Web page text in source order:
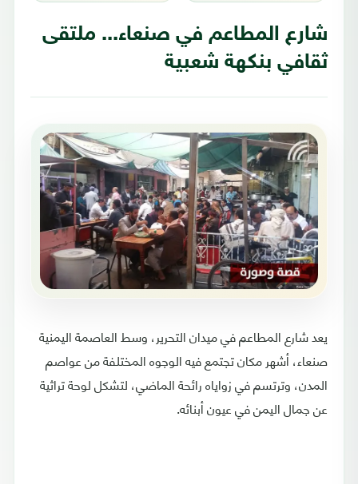
شارع المطاعم في صنعاء... ملتقى
ثقافي بنكهة شعبية
يعد شارع المطاعم في ميدان التحرير، وسط العاصمة اليمنية
صنعاء، أشهر مكان تجتمع فيه الوجوه المختلفة من عواصم
المدن، وترتسم في زواياه رائحة الماضي، لتشكل لوحة تراثية
عن جمال اليمن في عيون أبنائه.